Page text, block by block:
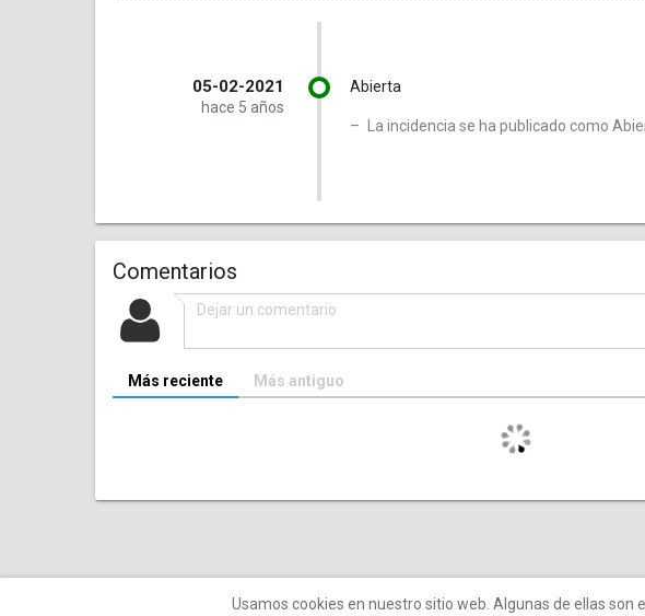
05-02-2021
hace 5 años
Abierta
La incidencia se ha publicado como
Comentarios
Más reciente Más antiguo
Usamos cookies en nuestro sitio web. Algunas de ellas